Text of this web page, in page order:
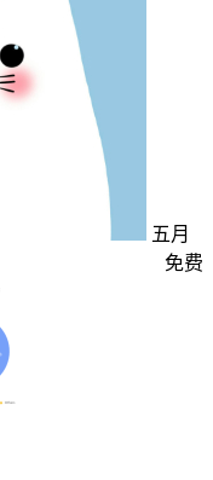
五月
免费